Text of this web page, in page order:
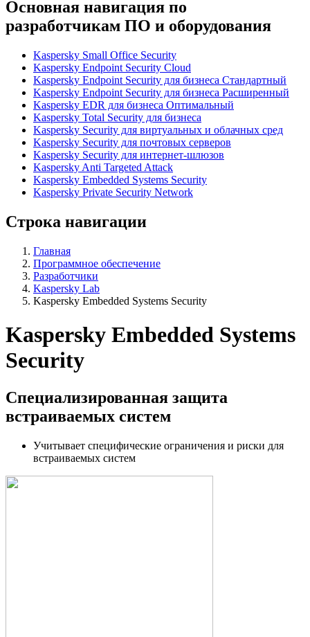
Основная навигация по
разработчикам ПО и оборудования
Kaspersky Small Office Security
Kaspersky Endpoint Security Cloud
Kaspersky Endpoint Security для бизнеса Стандартный
Kaspersky Endpoint Security для бизнеса Расширенный
Kaspersky EDR для бизнеса Оптимальный
Kaspersky Total Security для бизнеса
Kaspersky Security для виртуальных и облачных сред
Kaspersky Security для почтовых серверов
Kaspersky Security для интернет-шлюзов
Kaspersky Anti Targeted Attack
Kaspersky Embedded Systems Security
Kaspersky Private Security Network
Строка навигации
Главная
Программное обеспечение
Разработчики
Kaspersky Lab
Kaspersky Embedded Systems Security
Kaspersky Embedded Systems
Security
Специализированная защита
встраиваемых систем
Учитывает специфические ограничения и риски для
встраиваемых систем